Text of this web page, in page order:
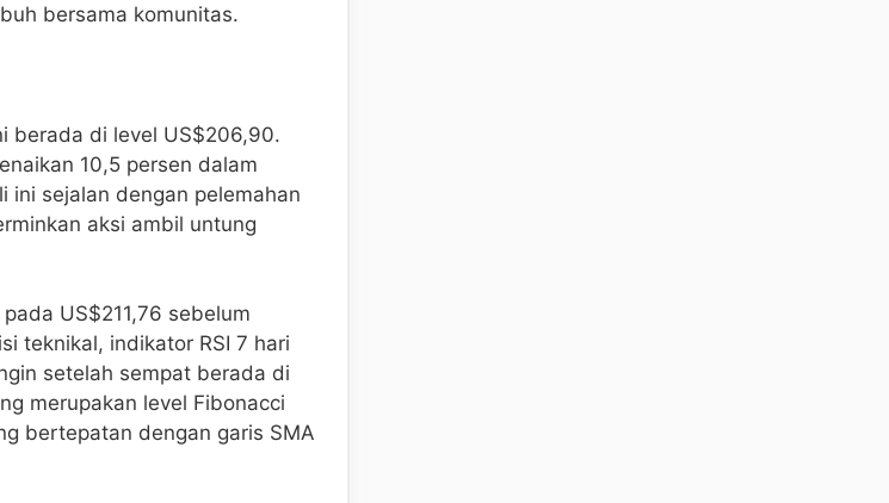
bersama komunitas.
berada di level US$206,90.
10,5 persen dalam
ini sejalan dengan pelemahan
aksi ambil untung
US$211,76 sebelum
teknikal, indikator RSI 7 hari
setelah sempat berada di
merupakan level Fibonacci
bertepatan dengan garis SMA